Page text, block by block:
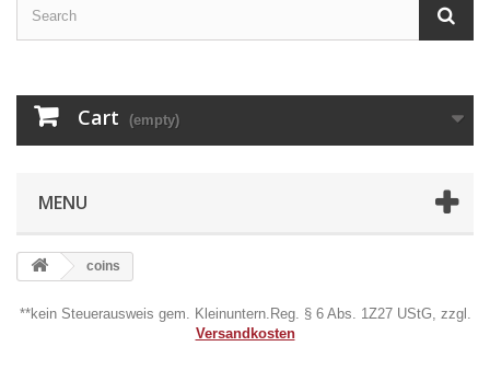
Cart (empty)
MENU
coins
**kein Steuerausweis gem. Kleinuntern.Reg. § 6 Abs. 1Z27 UStG, zzgl.
Versandkosten